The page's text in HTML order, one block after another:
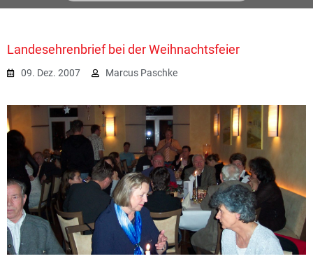
Landesehrenbrief bei der Weihnachtsfeier
09. Dez. 2007 Marcus Paschke